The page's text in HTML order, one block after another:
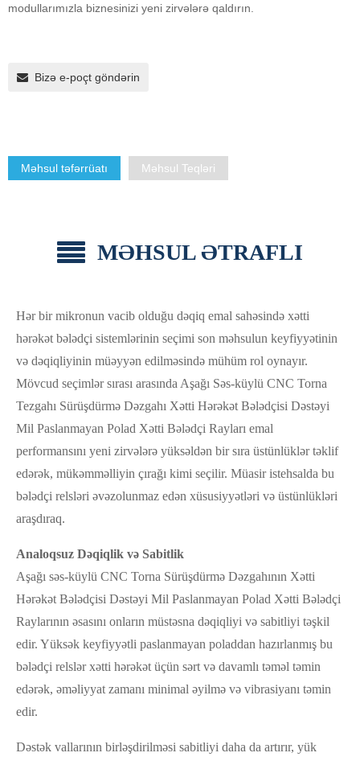
modullarımızla biznesinizi yeni zirvələrə qaldırın.
Bizə e-poçt göndərin
Məhsul təfərrüatı Məhsul Teqləri
MƏHSUL ƏTRAFLI
Hər bir mikronun vacib olduğu dəqiq emal sahəsində xətti
hərəkət bələdçi sistemlərinin seçimi son məhsulun keyfiyyətinin
və dəqiqliyinin müəyyən edilməsində mühüm rol oynayır.
Mövcud seçimlər sırası arasında Aşağı Səs-küylü CNC Torna
Tezgahı Sürüşdürmə Dəzgahı Xətti Hərəkət Bələdçisi Dəstəyi
Mil Paslanmayan Polad Xətti Bələdçi Rayları emal
performansını yeni zirvələrə yüksəldən bir sıra üstünlüklər təklif
edərək, mükəmməlliyin çırağı kimi seçilir. Müasir istehsalda bu
bələdçi relsləri əvəzolunmaz edən xüsusiyyətləri və üstünlükləri
araşdıraq.
Analoqsuz Dəqiqlik və Sabitlik
Aşağı səs-küylü CNC Torna Sürüşdürmə Dəzgahının Xətti
Hərəkət Bələdçisi Dəstəyi Mil Paslanmayan Polad Xətti Bələdçi
Raylarının əsasını onların müstəsna dəqiqliyi və sabitliyi təşkil
edir. Yüksək keyfiyyətli paslanmayan poladdan hazırlanmış bu
bələdçi relslər xətti hərəkət üçün sərt və davamlı təməl təmin
edərək, əməliyyat zamanı minimal əyilmə və vibrasiyanı təmin
edir.
Dəstək vallarının birləşdirilməsi sabitliyi daha da artırır, yük